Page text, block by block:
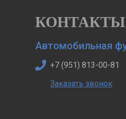
КОНТАКТЫ
Автомобильная
+7 (951) 813-00-81
Заказать звонок